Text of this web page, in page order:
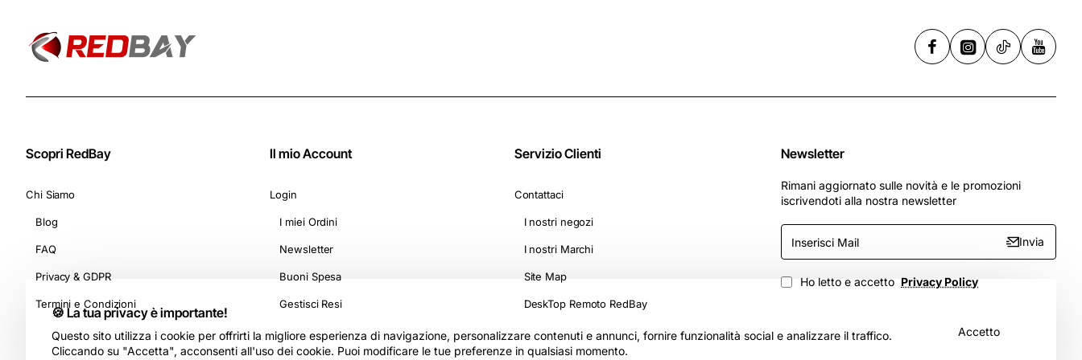
🍪 La tua privacy è importante!
Questo sito utilizza i cookie per offrirti la migliore esperienza di navigazione, personalizzare contenuti e annunci, fornire funzionalità social e analizzare il traffico.
Cliccando su "Accetta", acconsenti all'uso dei cookie. Puoi modificare le tue preferenze in qualsiasi momento.
Accetto
Scopri RedBay
Chi Siamo
Blog
FAQ
Privacy & GDPR
Termini e Condizioni
Il mio Account
Login
I miei Ordini
Newsletter
Buoni Spesa
Gestisci Resi
Servizio Clienti
Contattaci
I nostri negozi
I nostri Marchi
Site Map
DeskTop Remoto RedBay
Newsletter
Rimani aggiornato sulle novità e le promozioni
iscrivendoti alla nostra newsletter
Inserisci
Mail
Invia
Ho letto e accetto Privacy Policy